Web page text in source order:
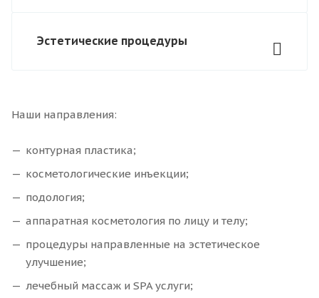
Эстетические процедуры
Наши направления:
контурная пластика;
косметологические инъекции;
подология;
аппаратная косметология по лицу и телу;
процедуры направленные на эстетическое
улучшение;
лечебный массаж и SPA услуги;